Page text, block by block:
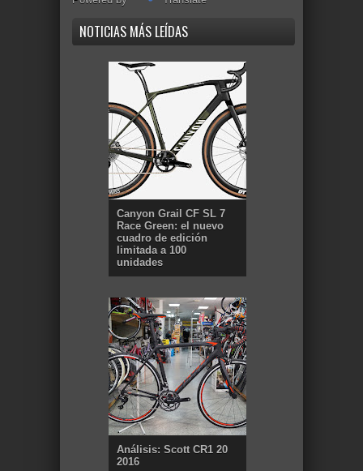
NOTICIAS MÁS LEÍDAS
Canyon Grail CF SL 7
Race Green: el nuevo
cuadro de edición
limitada a 100
unidades
Análisis: Scott CR1 20
2016